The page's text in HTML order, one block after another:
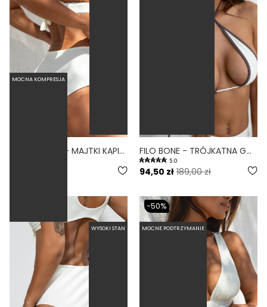
CUBRO BONE - MAJTKI KĄPIELOWE ZABUDOWANE BIAŁY FILO BONE - TRÓJKĄTNA GÓRA OD BIKINI NA MAŁY BIUST BIAŁY
5.0
94,50 zł 189,00 zł
MOCNA KOMPRESJA
WYSOKI STAN MOCNE PODTRZYMANIE
-50%